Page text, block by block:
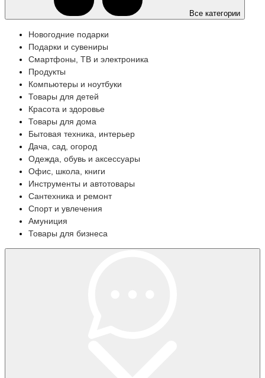
Все категории
Новогодние подарки
Подарки и сувениры
Смартфоны, ТВ и электроника
Продукты
Компьютеры и ноутбуки
Товары для детей
Красота и здоровье
Товары для дома
Бытовая техника, интерьер
Дача, сад, огород
Одежда, обувь и аксессуары
Офис, школа, книги
Инструменты и автотовары
Сантехника и ремонт
Спорт и увлечения
Амуниция
Товары для бизнеса